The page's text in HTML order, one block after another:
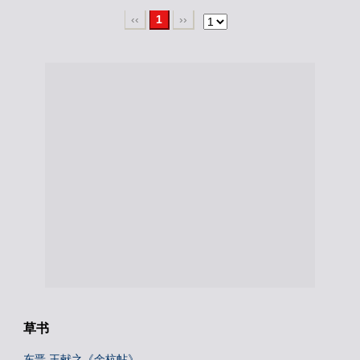
‹‹ 1 ››
草书